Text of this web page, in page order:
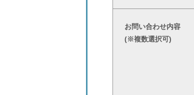
お問い合わせ内容
(※複数選択可)